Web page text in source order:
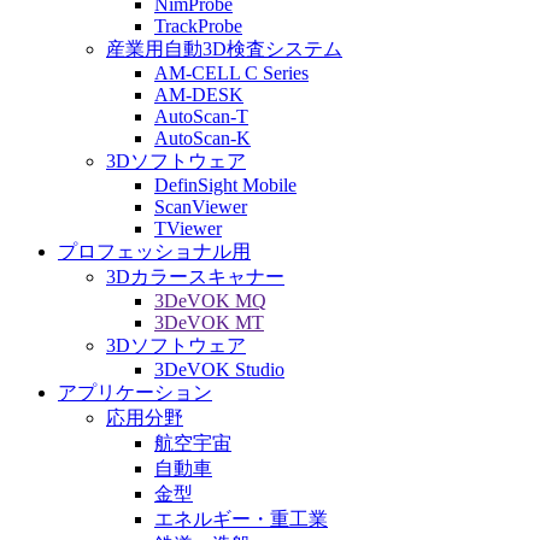
NimProbe
TrackProbe
産業用自動3D検査システム
AM-CELL C Series
AM-DESK
AutoScan-T
AutoScan-K
3Dソフトウェア
DefinSight Mobile
ScanViewer
TViewer
プロフェッショナル用
3Dカラースキャナー
3DeVOK MQ
3DeVOK MT
3Dソフトウェア
3DeVOK Studio
アプリケーション
応用分野
航空宇宙
自動車
金型
エネルギー・重工業